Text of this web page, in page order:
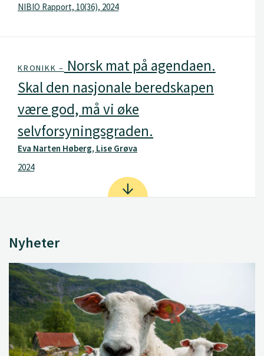
NIBIO Rapport, 10(36), 2024
KRONIKK – Norsk mat på agendaen.
Skal den nasjonale beredskapen
være god, må vi øke
selvforsyningsgraden.
Eva Narten Høberg, Lise Grøva
2024
Nyheter